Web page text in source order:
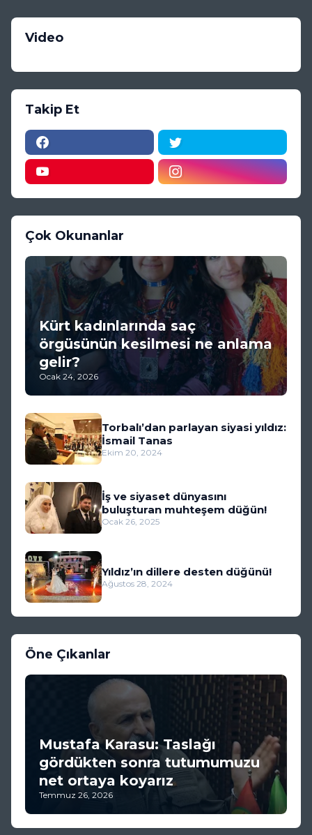
Video
Takip Et
Çok Okunanlar
Kürt kadınlarında saç
örgüsünün kesilmesi ne anlama
gelir?
Ocak 24, 2026
Torbalı’dan parlayan siyasi yıldız:
İsmail Tanas
Ekim 20, 2024
İş ve siyaset dünyasını
buluşturan muhteşem düğün!
Ocak 26, 2025
Yıldız’ın dillere desten düğünü!
Ağustos 28, 2024
Öne Çıkanlar
Mustafa Karasu: Taslağı
gördükten sonra tutumumuzu
net ortaya koyarız
Temmuz 26, 2026